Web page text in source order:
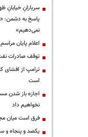
سربازانِ خیابانِ
پاسخ به دشمن:
نمی‌دهیم»
اعلام پایان مراسم
توقف صادرات
ترامپ از افشای
است
اجازه باز شدن
نخواهیم داد
فرق است میان
یکصد و پنجاه